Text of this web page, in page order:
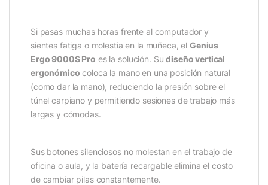
Si pasas muchas horas frente al computador y
sientes fatiga o molestia en la muñeca, el Genius
Ergo 9000S Pro es la solución. Sudiseño vertical
ergonómico coloca la mano en una posición natural
(como dar la mano), reduciendo la presión sobre el
túnel carpiano y permitiendo sesiones de trabajo más
largas y cómodas.
Sus botones silenciosos no molestan en el trabajo de
oficina o aula, y la batería recargable elimina el costo
de cambiar pilas constantemente.